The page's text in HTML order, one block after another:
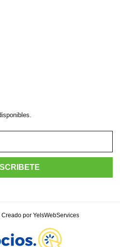
por YelsWebServices